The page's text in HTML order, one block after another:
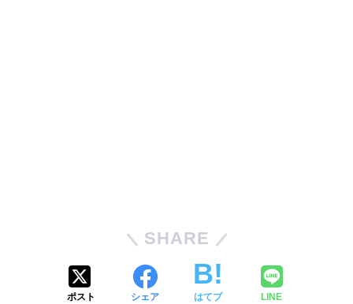
SHARE
ポスト シェア はてブ LINE